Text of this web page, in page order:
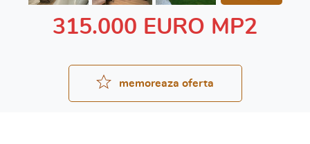
315.000 EURO MP2
memoreaza oferta